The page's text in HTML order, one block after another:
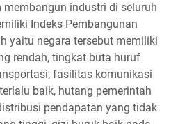
industri di seluruh
Indeks Pembangunan
yaitu negara tersebut memiliki
rendah, tingkat buta huruf
fasilitas komunikasi
baik, hutang pemerintah
pendapatan yang tidak